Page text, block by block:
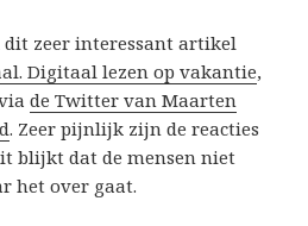
dit zeer interessant artikel
Digitaal lezen op vakantie,
viade Twitter van Maarten
. Zeer pijnlijk zijn de reacties
blijkt dat de mensen niet
het over gaat.